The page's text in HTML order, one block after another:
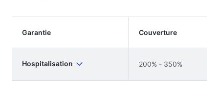
Garantie Couverture
Hospitalisation 200% - 350%